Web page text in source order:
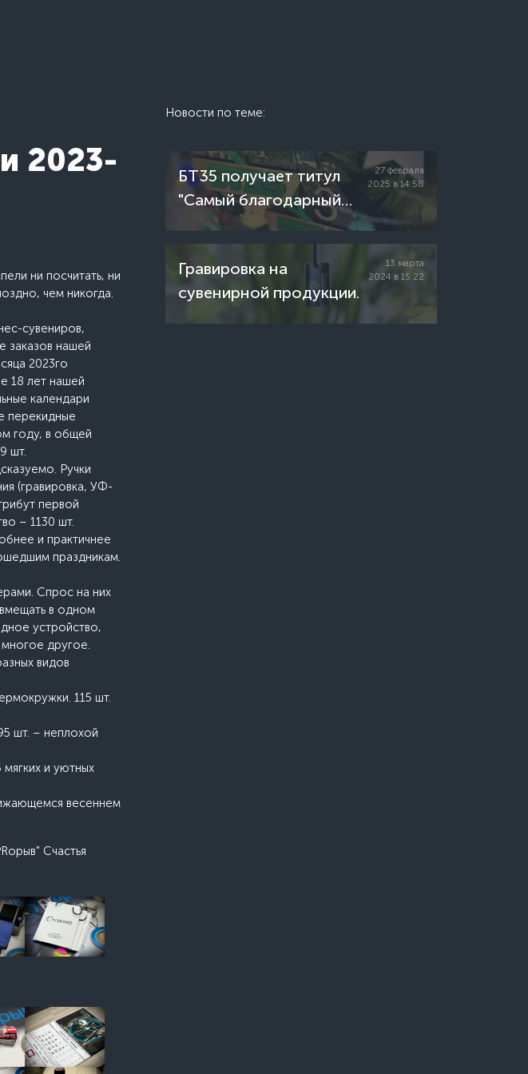
2023-
ни посчитать, ни
чем никогда.
сувениров,
заказов нашей
2023го
18 лет нашей
календари
перекидные
году, в общей
шт.
Ручки
(гравировка, УФ-
первой
– 1130 шт.
и практичнее
праздникам.
Спрос на них
в одном
устройство,
многое другое.
видов
115 шт.
шт. – неплохой
и уютных
весеннем
Счастья
Новости по теме:
БТ35 получает титул
"Самый благодарный
клиент 2024 года"
27 февраля
2025 в 14:58
Гравировка на
сувенирной продукции.
13 марта
2024 в 15:22